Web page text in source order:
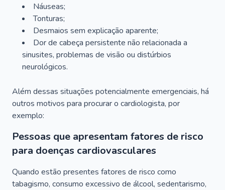
Náuseas;
Tonturas;
Desmaios sem explicação aparente;
Dor de cabeça persistente não relacionada a
sinusites, problemas de visão ou distúrbios
neurológicos.
Além dessas situações potencialmente emergenciais, há
outros motivos para procurar o cardiologista, por
exemplo:
Pessoas que apresentam fatores de risco
para doenças cardiovasculares
Quando estão presentes fatores de risco como
tabagismo, consumo excessivo de álcool, sedentarismo,